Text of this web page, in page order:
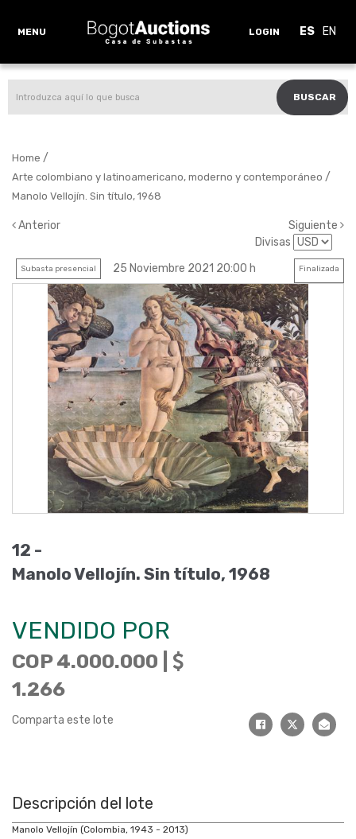
MENU LOGIN ES EN
BUSCAR
Home /
Arte colombiano y latinoamericano, moderno y contemporáneo /
Manolo Vellojín. Sin título, 1968
Anterior
Siguiente
Divisas
Subasta presencial 25 Noviembre 2021 20:00 h Finalizada
12 -
Manolo Vellojín. Sin título, 1968
VENDIDO POR
COP 4.000.000 |
1.266
Comparta este lote
Descripción del lote
Manolo Vellojín (Colombia, 1943 - 2013)